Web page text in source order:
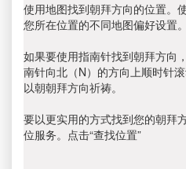
使用地图找到朝拜方向的位置。
您所在位置的不同地图偏好设置。
如果要使用指南针找到朝拜方向
南针向北（N）的方向上顺时针
以朝朝拜方向祈祷。
要以更实用的方式找到您的朝拜
位服务。点击“查找位置”